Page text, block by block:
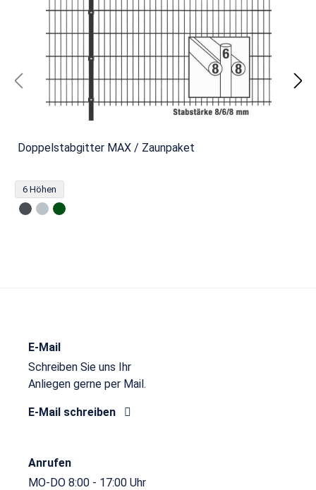
Doppelstabgitter MAX / Zaunpaket
6 Höhen
E-Mail
Schreiben Sie uns Ihr
Anliegen gerne per Mail.
E-Mail schreiben
Anrufen
MO-DO 8:00 - 17:00 Uhr